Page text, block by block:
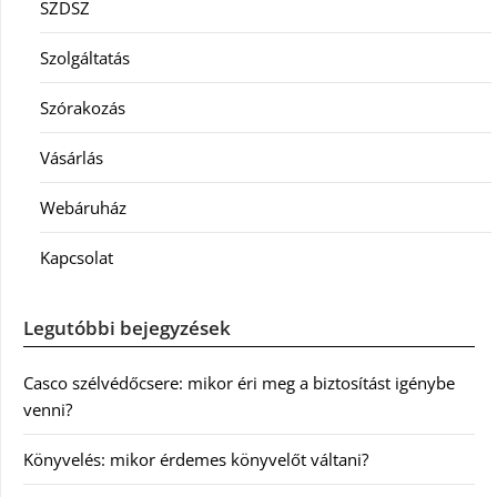
SZDSZ
Szolgáltatás
Szórakozás
Vásárlás
Webáruház
Kapcsolat
Legutóbbi bejegyzések
Casco szélvédőcsere: mikor éri meg a biztosítást igénybe
venni?
Könyvelés: mikor érdemes könyvelőt váltani?